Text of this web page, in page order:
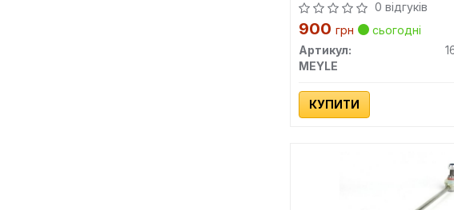
0 відгуків
900 грн
сьогодні
Артикул:
MEYLE
КУПИТИ